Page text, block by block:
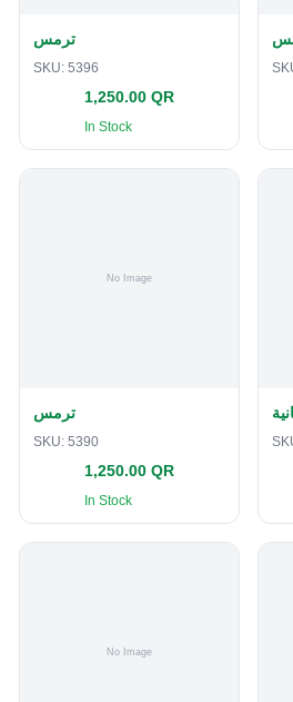
ترمس
SKU: 5396
1,250.00 QR
In Stock
ترمس
SKU: 5390
1,250.00 QR
In Stock